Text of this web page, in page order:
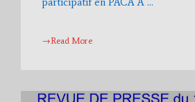
→Read More